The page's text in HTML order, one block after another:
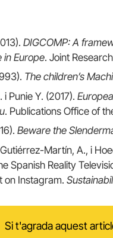
DIGCOMP: A
in Europe. Joint
The children’s
i Punie Y. (2017).
. Publications Office of
Beware the
Martín, A., i
Spanish Reality
on Instagram.
Si t'agrada aquest